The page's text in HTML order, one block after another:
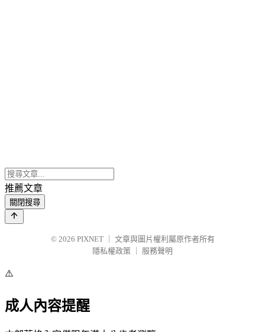
推薦文章
關閉搜尋
© 2026 PIXNET
文章與圖片權利屬原作者所有
隱私權政策
服務聲明
⚠️
成人內容提醒